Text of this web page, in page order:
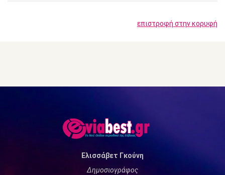
επιστροφή στην κορυφή
Ελισσάβετ Γκούνη
Δημοσιογράφος